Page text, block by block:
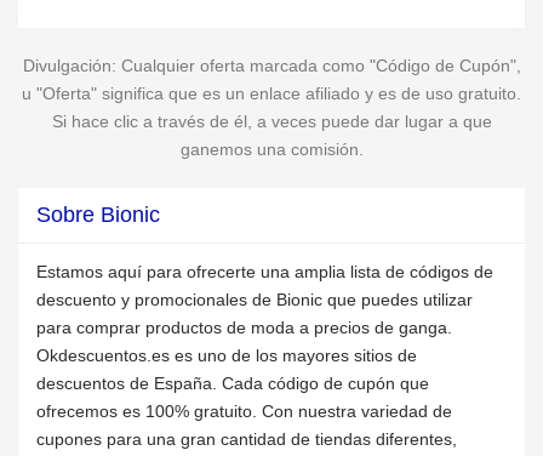
Divulgación: Cualquier oferta marcada como "Código de Cupón",
u "Oferta" significa que es un enlace afiliado y es de uso gratuito.
Si hace clic a través de él, a veces puede dar lugar a que
ganemos una comisión.
Sobre Bionic
Estamos aquí para ofrecerte una amplia lista de códigos de
descuento y promocionales de Bionic que puedes utilizar
para comprar productos de moda a precios de ganga.
Okdescuentos.es es uno de los mayores sitios de
descuentos de España. Cada código de cupón que
ofrecemos es 100% gratuito. Con nuestra variedad de
cupones para una gran cantidad de tiendas diferentes,